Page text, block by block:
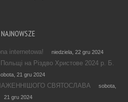
NAJNOWSZE
internetowa! niedziela, 22 gru 2024
на Різдво Христове 2024 р. Б.
21 gru 2024
СВЯТОСЛАВА
sobota,
21 gru 2024